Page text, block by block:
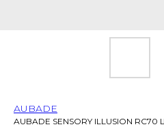
AUBADE SENSORY ILLUSION
AUBADE